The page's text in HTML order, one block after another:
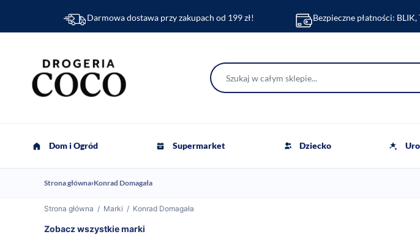
Darmowa dostawa przy zakupach od 199 zł! Bezpieczne płatności: BLIK,
Dom i Ogród Supermarket Dziecko
Strona główna›Konrad Domagała
Strona główna / Marki / Konrad Domagała
Zobacz wszystkie marki